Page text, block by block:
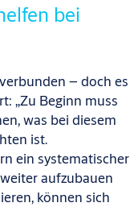
bei
– doch es
„Zu Beginn muss
was bei diesem
ist.
ein systematischer
aufzubauen
können sich